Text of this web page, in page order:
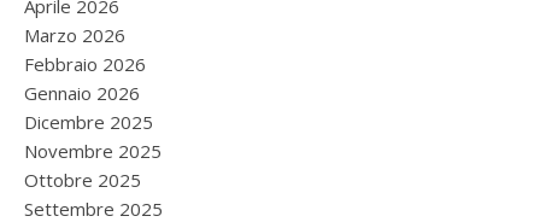
Aprile 2026
Marzo 2026
Febbraio 2026
Gennaio 2026
Dicembre 2025
Novembre 2025
Ottobre 2025
Settembre 2025